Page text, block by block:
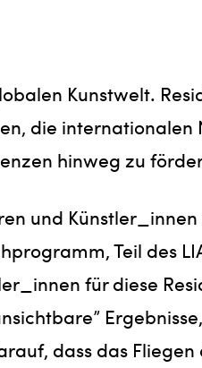
Kunstwelt.
die
hinweg zu
und
Teil des
für diese
dass das